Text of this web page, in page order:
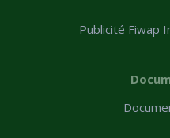
Publicité Fiwap